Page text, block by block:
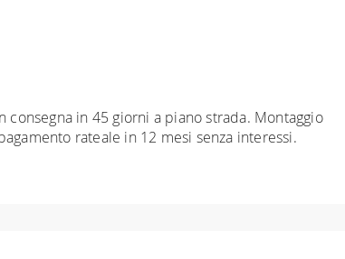
in 45 giorni a piano strada. Montaggio
rateale in 12 mesi senza interessi.